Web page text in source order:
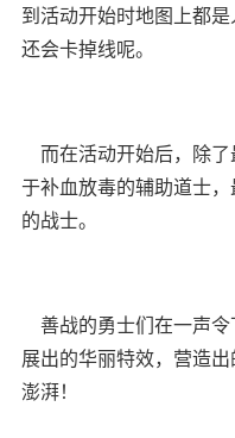
到活动开始时地图上都
还会卡掉线呢。
而在活动开始后，除
于补血放毒的辅助道士
的战士。
善战的勇士们在一声
展出的华丽特效，营造
澎湃！